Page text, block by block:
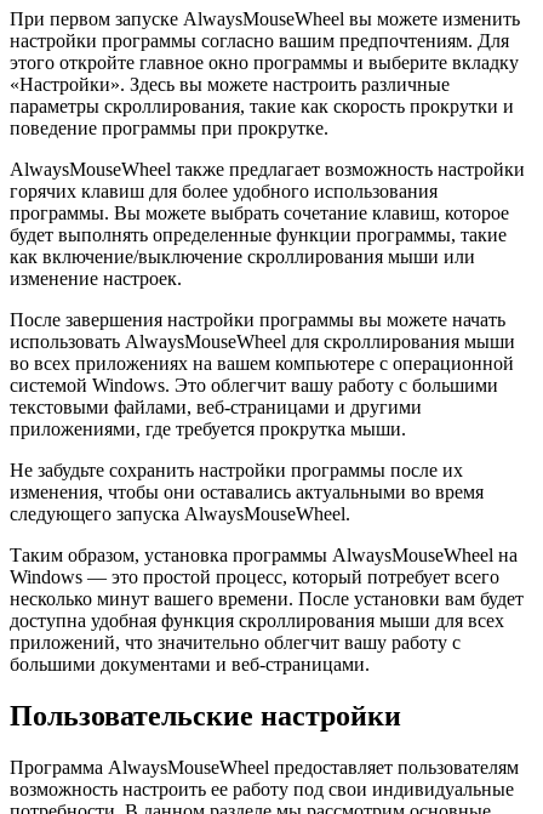
При первом запуске AlwaysMouseWheel вы можете изменить
настройки программы согласно вашим предпочтениям. Для
этого откройте главное окно программы и выберите вкладку
«Настройки». Здесь вы можете настроить различные
параметры скроллирования, такие как скорость прокрутки и
поведение программы при прокрутке.
AlwaysMouseWheel также предлагает возможность настройки
горячих клавиш для более удобного использования
программы. Вы можете выбрать сочетание клавиш, которое
будет выполнять определенные функции программы, такие
как включение/выключение скроллирования мыши или
изменение настроек.
После завершения настройки программы вы можете начать
использовать AlwaysMouseWheel для скроллирования мыши
во всех приложениях на вашем компьютере с операционной
системой Windows. Это облегчит вашу работу с большими
текстовыми файлами, веб-страницами и другими
приложениями, где требуется прокрутка мыши.
Не забудьте сохранить настройки программы после их
изменения, чтобы они оставались актуальными во время
следующего запуска AlwaysMouseWheel.
Таким образом, установка программы AlwaysMouseWheel на
Windows — это простой процесс, который потребует всего
несколько минут вашего времени. После установки вам будет
доступна удобная функция скроллирования мыши для всех
приложений, что значительно облегчит вашу работу с
большими документами и веб-страницами.
Пользовательские настройки
Программа AlwaysMouseWheel предоставляет пользователям
возможность настроить ее работу под свои индивидуальные